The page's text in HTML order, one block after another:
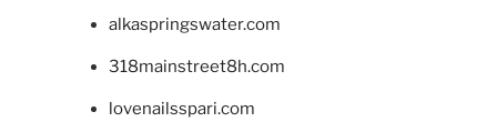
alkaspringswater.com
318mainstreet8h.com
lovenailsspari.com